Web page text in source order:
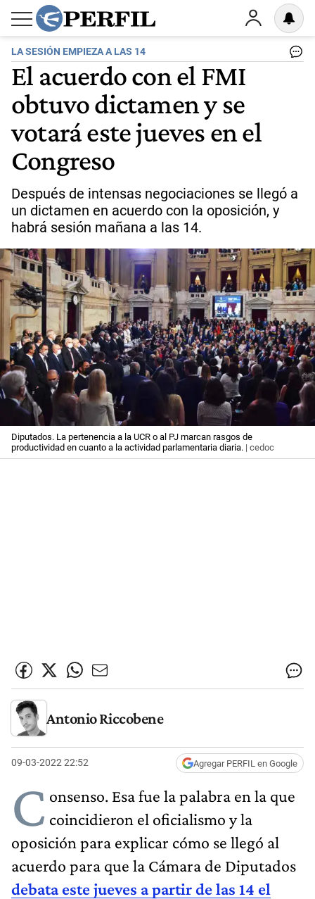
LA SESIÓN EMPIEZA A LAS 14
El acuerdo con el FMI
obtuvo dictamen y se
votará este jueves en el
Congreso
Después de intensas negociaciones se llegó a
un dictamen en acuerdo con la oposición, y
habrá sesión mañana a las 14.
Diputados. La pertenencia a la UCR o al PJ marcan rasgos de
productividad en cuanto a la actividad parlamentaria diaria. | cedoc
Antonio Riccobene
09-03-2022 22:52 Agregar PERFIL en Google
C onsenso. Esa fue la palabra en la que
coincidieron el oficialismo y la
oposición para explicar cómo se llegó al
acuerdo para que la Cámara de Diputados
debata este jueves a partir de las 14 el